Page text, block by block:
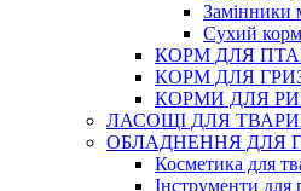
Замінники
Сухий
КОРМ ДЛЯ
КОРМ ДЛЯ
КОРМИ ДЛЯ
ЛАСОЩІ ДЛЯ
ОБЛАДНЕННЯ ДЛЯ
Косметика для
Інструменти для